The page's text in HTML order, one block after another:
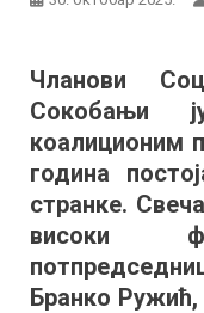
Чланови
Сокобањи
коалиционим
година
странке.
високи
Бранко